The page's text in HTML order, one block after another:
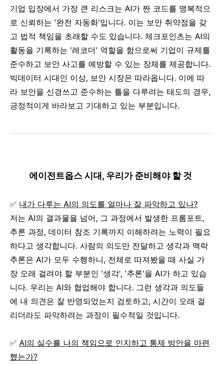
기업 입장에서 가장 큰 리스크는 AI가 짠 코드를 맹복적으
로 신뢰하는 '완전 자동화'입니다. 이는 보안 취약점을 갖
고 법적 책임을 초래할 수도 있습니다. 체크포인츠는 AI의
활동을 기록하는 '레코더' 역할을 함으로써 기업이 규제를
준수하고 보안 사고를 예방할 수 있는 장체를 제공합니다.
빅데이터 시대인 이상, 보안 시장은 따라옵니다. 이에 따
라 보안을 신경쓰고 준수하는 틀을 다루려는 태도의 경우,
긍정적이게 바라보고 기대하고 있는 부분입니다.
에이전트옵스 시대, 우리가 준비해야 할 것
✅ 내가 다루는 AI의 의도를 얼마나 잘 파악하고 있나?
저는 AI의 결과물을 넘어, 그 과정에서 발생한 프롬포트,
추론 과정, 데이터 참조 기록까지 이해하려는 노력이 필요
하다고 생각합니다. 사람의 의도만 전달하고 생각과 맥락
추론은 AI가 모두 수행하니, 전체로 따져봤을 때 사실 가
장 오래 걸려야 할 부분인 '생각', '추론'을 AI가 하고 있습
니다. 우리는 AI와 협업해야 합니다. 그런 생각과 의도들
에 내 의견은 잘 반영되었는지 검토하고, 시간이 오래 걸
리더라도 파악하려는 과정이 필수적일 것입니다.
✅ AI의 실수를 나의 책임으로 인지하고 통제 방안을 마련
했는가?